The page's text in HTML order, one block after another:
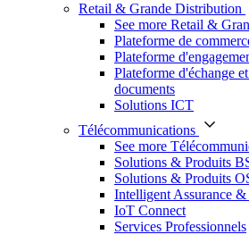
Retail & Grande Distribution
See more Retail &
Plateforme de
Plateforme
Plateforme d'échange
documents
Solutions ICT
Télécommunications
See more
Solutions & Produits
Solutions & Produits
Intelligent Assurance
IoT Connect
Services Professionnels